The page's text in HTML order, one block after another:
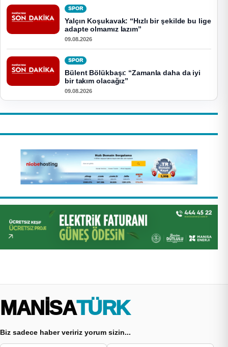
SPOR
Yalçın Koşukavak: “Hızlı bir şekilde bu lige
adapte olmamız lazım”
09.08.2026
SPOR
Bülent Bölükbaşı: “Zamanla daha da iyi
bir takım olacağız”
09.08.2026
MANİSA TÜRK
Biz sadece haber veririz yorum sizin...